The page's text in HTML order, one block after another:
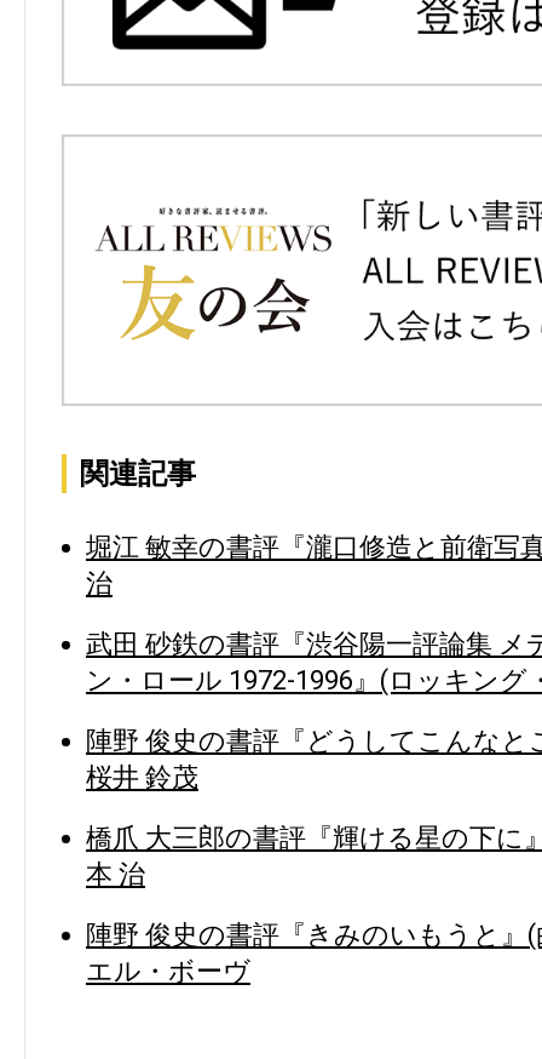
関連記事
堀江 敏幸の書評『瀧口修造と前衛写
治
武田 砂鉄の書評『渋谷陽一評論集
ン・ロール 1972-1996』(ロッキング
陣野 俊史の書評『どうしてこんなと
桜井 鈴茂
橋爪 大三郎の書評『輝ける星の下に
本 治
陣野 俊史の書評『きみのいもうと』
エル・ボーヴ